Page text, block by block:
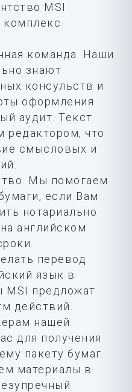
MSI
комплекс
команда. Наши
знают
консульств и
оформления.
аудит. Текст
редактором, что
смысловых и
Мы помогаем
если Вам
нотариально
английском
перевод
язык в
MSI предложат
действий.
нашей
для получения
пакету бумаг.
материалы в